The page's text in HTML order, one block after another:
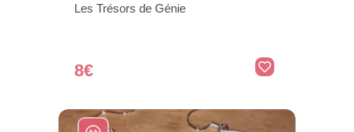
Les Trésors de Génie
8€